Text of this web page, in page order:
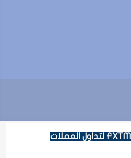
شركة فوركس تايم FXTM لتداول العملات